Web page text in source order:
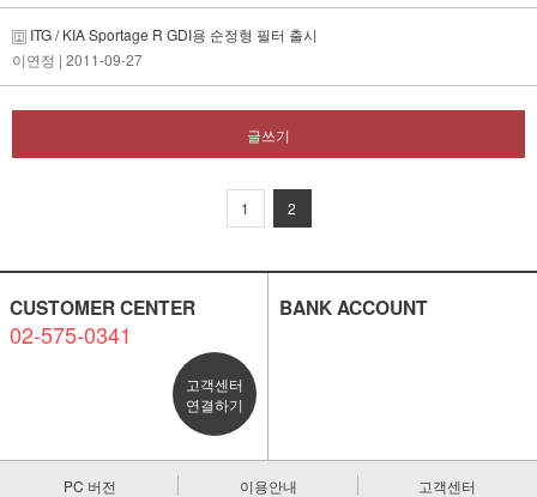
ITG / KIA Sportage R GDI용 순정형 필터 출시
이연정 | 2011-09-27
글쓰기
1 2
CUSTOMER CENTER
02-575-0341
고객센터
연결하기
BANK ACCOUNT
PC 버전 이용안내 고객센터